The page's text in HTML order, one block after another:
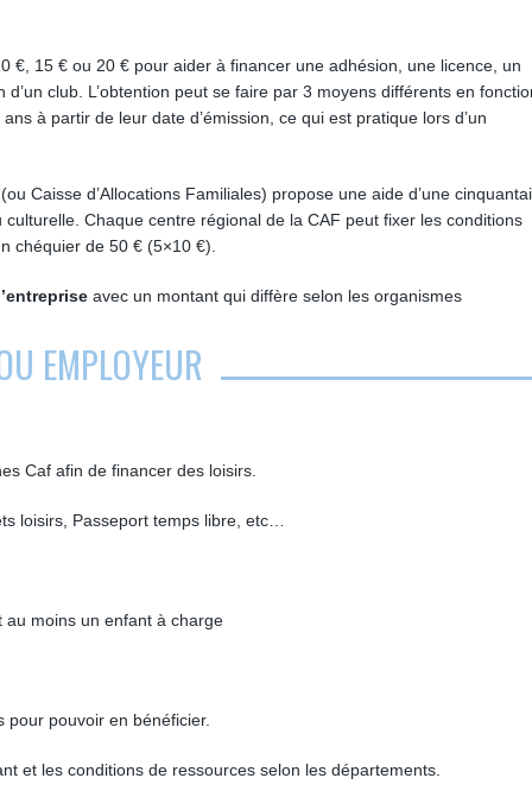
€, 15 € ou 20 € pour aider à financer une adhésion, une licence, un
club. L’obtention peut se faire par 3 moyens différents en
à partir de leur date d’émission, ce qui est pratique lors d’un
Caisse d’Allocations Familiales) propose une aide d’une
Chaque centre régional de la CAF peut fixer les conditions
chéquier de 50 € (5×10 €).
avec un montant qui diffère selon les organismes
EMPLOYEUR
Caf afin de financer des loisirs.
loisirs, Passeport temps libre, etc…
au moins un enfant à charge
pouvoir en bénéficier.
et les conditions de ressources selon les départements.